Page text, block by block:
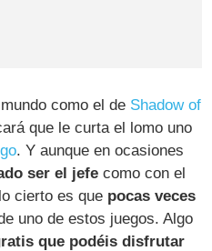
como el de Shadow of
que le curta el lomo uno
. Y aunque en ocasiones
ser el jefe como con el
cierto es que pocas veces
uno de estos juegos. Algo
que podéis disfrutar